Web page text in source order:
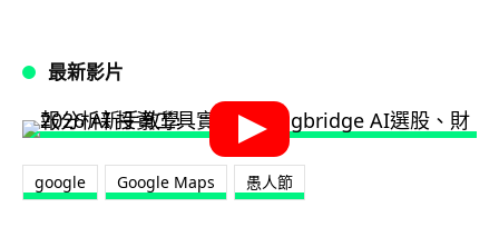
最新影片
google Google Maps 愚人節